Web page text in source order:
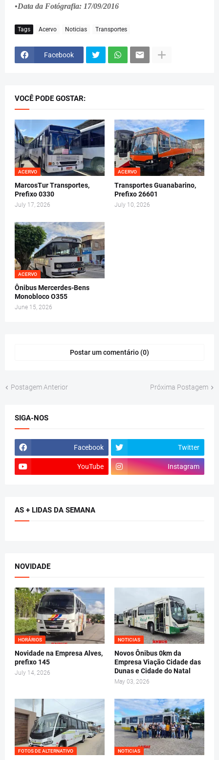
•Data da Fotógrafia: 17/09/2016
Tags Acervo Noticias Transportes
Facebook
VOCÊ PODE GOSTAR:
ACERVO
MarcosTur Transportes,
Prefixo 0330
July 17, 2026
ACERVO
Transportes Guanabarino,
Prefixo 26601
July 10, 2026
ACERVO
Ônibus Mercerdes-Bens
Monobloco O355
June 15, 2026
Postar um comentário (0)
Postagem Anterior Próxima Postagem
SIGA-NOS
Facebook Twitter
YouTube Instagram
AS + LIDAS DA SEMANA
NOVIDADE
HORÁRIOS
Novidade na Empresa Alves,
prefixo 145
July 14, 2026
NOTICIAS
Novos Ônibus 0km da
Empresa Viação Cidade das
Dunas e Cidade do Natal
May 03, 2026
FOTOS DE ALTERNATIVO NOTICIAS